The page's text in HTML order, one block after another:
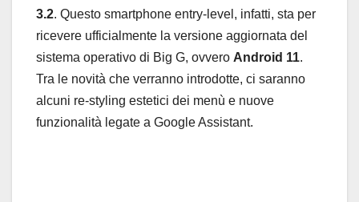
3.2. Questo smartphone entry-level, infatti, sta per
ricevere ufficialmente la versione aggiornata del
sistema operativo di Big G, ovvero Android 11.
Tra le novità che verranno introdotte, ci saranno
alcuni re-styling estetici dei menù e nuove
funzionalità legate a Google Assistant.